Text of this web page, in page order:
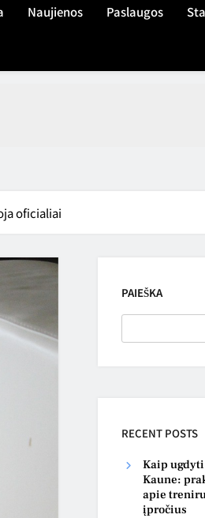
Naujienos Paslaugos
oficialiai
PAIEŠKA
RECENT POSTS
Kaip
Kaune:
apie
įpročius